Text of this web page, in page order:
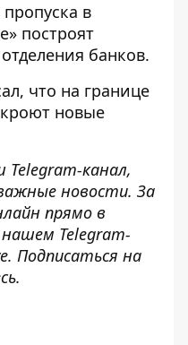
пропуска в
построят
банков.
что на границе
новые
Telegram-канал,
новости. За
прямо в
Telegram-
. Подписаться на
.